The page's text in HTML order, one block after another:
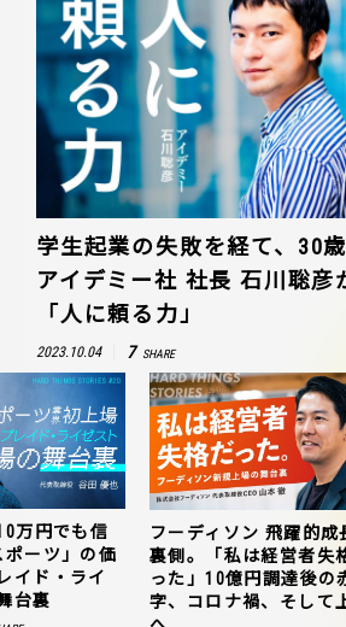
学生起業の失敗を経て、30歳
アイデミー社 社長 石川聡彦
「人に頼る力」
2023.10.04 7 SHARE
万円でも信
ーツ」の価
イド・ライ
台裏
フーディソン 飛躍的成
裏側。「私は経営者失
った」10億円調達後の
字、コロナ禍、そして